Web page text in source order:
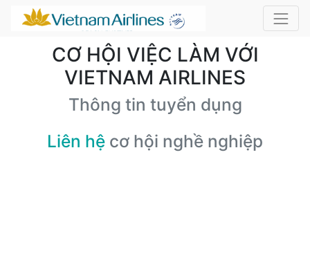
CƠ HỘI VIỆC LÀM VỚI
VIETNAM AIRLINES
Thông tin tuyển dụng
Liên hệ cơ hội nghề nghiệp